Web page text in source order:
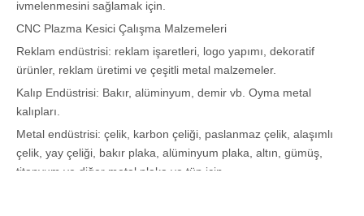
ivmelenmesini sağlamak için.
CNC Plazma Kesici Çalışma Malzemeleri
Reklam endüstrisi: reklam işaretleri, logo yapımı, dekoratif
ürünler, reklam üretimi ve çeşitli metal malzemeler.
Kalıp Endüstrisi: Bakır, alüminyum, demir vb. Oyma metal
kalıpları.
Metal endüstrisi: çelik, karbon çeliği, paslanmaz çelik, alaşımlı
çelik, yay çeliği, bakır plaka, alüminyum plaka, altın, gümüş,
titanyum ve diğer metal plaka ve tüp için.